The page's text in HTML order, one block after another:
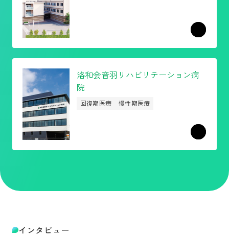
洛和会音羽リハビリテーション病
院
回復期医療 慢性期医療
インタビュー